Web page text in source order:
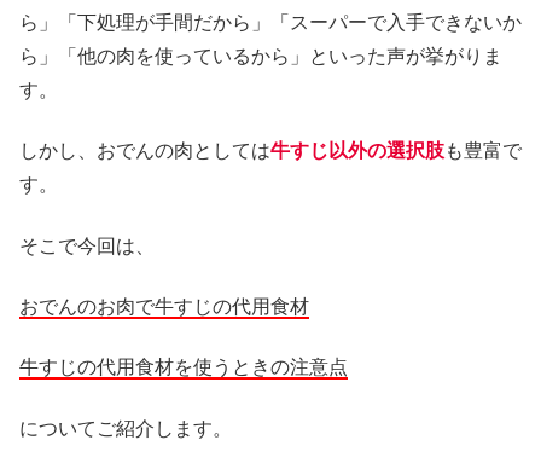
ら」「下処理が手間だから」「スーパーで入手できないか
ら」「他の肉を使っているから」といった声が挙がりま
す。
しかし、おでんの肉としては牛すじ以外の選択肢も豊富で
す。
そこで今回は、
おでんのお肉で牛すじの代用食材
牛すじの代用食材を使うときの注意点
についてご紹介します。